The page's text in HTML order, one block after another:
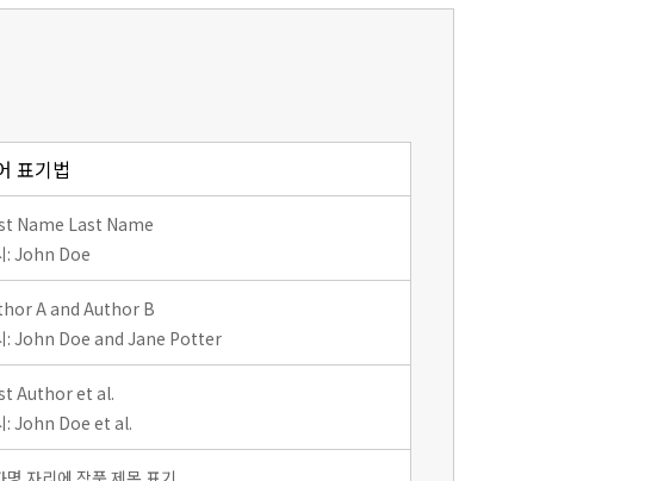
표기법
Name Last Name
: John Doe
A and Author B
: John Doe and Jane Potter
Author et al.
: John Doe et al.